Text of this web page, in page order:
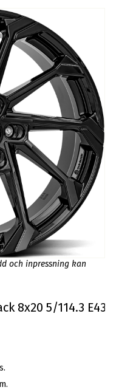
och inpressning kan
8x20 5/114.3 E43